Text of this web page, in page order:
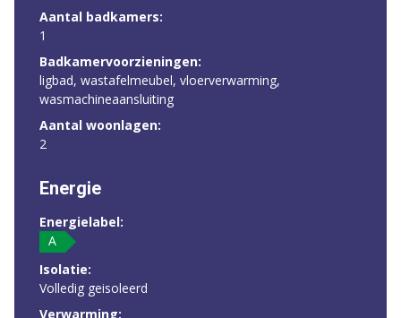
Aantal badkamers:
1
Badkamervoorzieningen:
ligbad, wastafelmeubel, vloerverwarming,
wasmachineaansluiting
Aantal woonlagen:
2
Energie
Energielabel:
A
Isolatie:
Volledig geisoleerd
Verwarming: